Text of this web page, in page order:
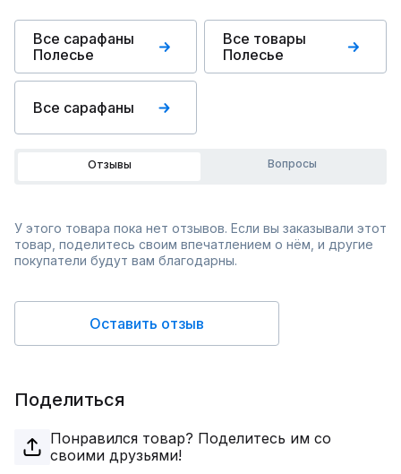
Все сарафаны
Полесье
Все товары
Полесье
Все сарафаны
Отзывы Вопросы
У этого товара пока нет отзывов. Если вы заказывали этот
товар, поделитесь своим впечатлением о нём, и другие
покупатели будут вам благодарны.
Оставить отзыв
Поделиться
Понравился товар? Поделитесь им со
своими друзьями!